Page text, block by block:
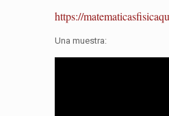
https://
Una muestra: